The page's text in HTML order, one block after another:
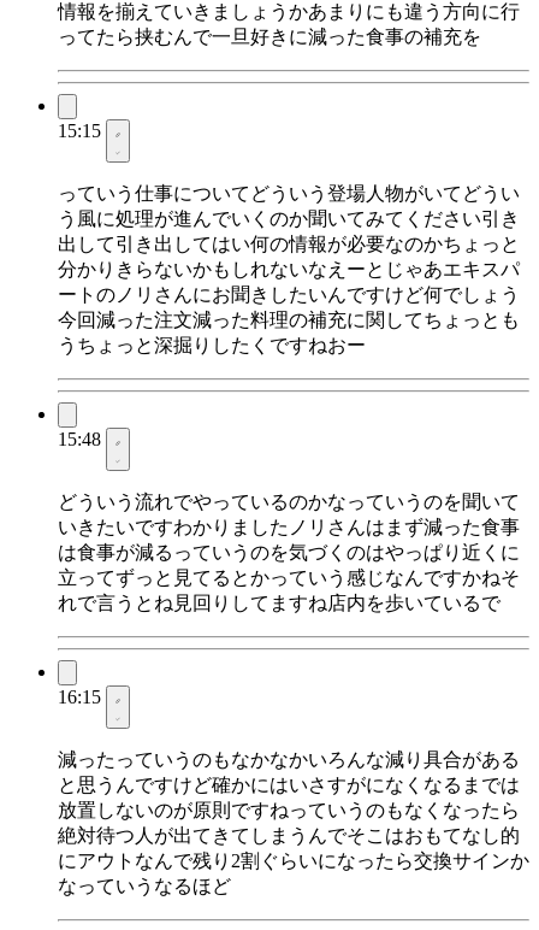
情報を揃えていきましょうかあまりにも違う方向に行
ってたら挟むんで一旦好きに減った食事の補充を
15:15
っていう仕事についてどういう登場人物がいてどうい
う風に処理が進んでいくのか聞いてみてください引き
出して引き出してはい何の情報が必要なのかちょっと
分かりきらないかもしれないなえーとじゃあエキスパ
ートのノリさんにお聞きしたいんですけど何でしょう
今回減った注文減った料理の補充に関してちょっとも
うちょっと深掘りしたくですねおー
15:48
どういう流れでやっているのかなっていうのを聞いて
いきたいですわかりましたノリさんはまず減った食事
は食事が減るっていうのを気づくのはやっぱり近くに
立ってずっと見てるとかっていう感じなんですかねそ
れで言うとね見回りしてますね店内を歩いているで
16:15
減ったっていうのもなかなかいろんな減り具合がある
と思うんですけど確かにはいさすがになくなるまでは
放置しないのが原則ですねっていうのもなくなったら
絶対待つ人が出てきてしまうんでそこはおもてなし的
にアウトなんで残り2割ぐらいになったら交換サインか
なっていうなるほど